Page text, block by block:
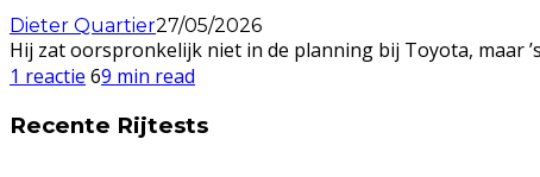
Dieter Quartier27/05/2026
Hij zat oorspronkelijk niet in de planning bij Toyota, maar
1 reactie 69 min read
Recente Rijtests